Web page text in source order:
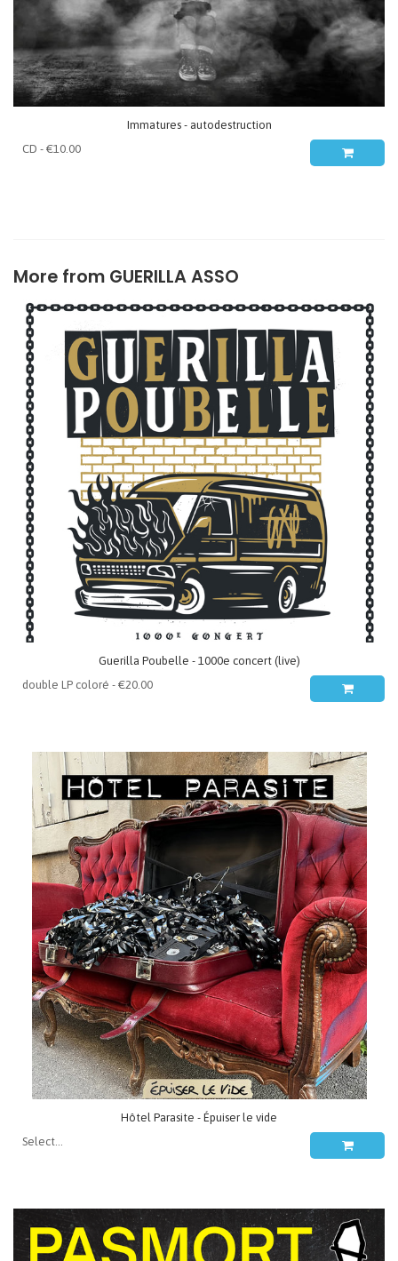
Immatures - autodestruction
More from GUERILLA ASSO
Guerilla Poubelle - 1000e concert (live)
Hôtel Parasite - Épuiser le vide